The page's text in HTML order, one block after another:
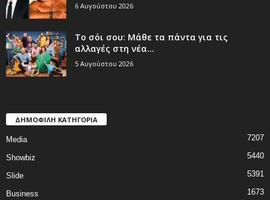
6 Αυγούστου 2026
Το σόι σου: Μάθε τα πάντα για τις
αλλαγές στη νέα...
5 Αυγούστου 2026
ΔΗΜΟΦΙΛΗ ΚΑΤΗΓΟΡΙΑ
Media 7207
Showbiz 5440
Slide 5391
Business 1673